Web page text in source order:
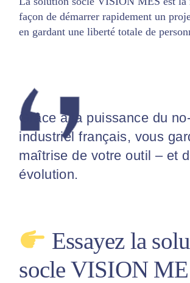
façon de démarrer rapidement un
en gardant une liberté totale de
Grâce à la puissance du
industriel français, vous
maîtrise de votre outil – et
évolution.
Essayez la
socle VISION